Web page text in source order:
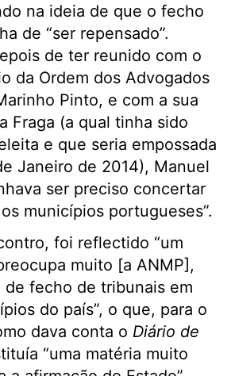
na ideia de que o fecho
de “ser repensado”.
de ter reunido com o
da Ordem dos Advogados
Pinto, e com a sua
Fraga (a qual tinha sido
e que seria empossada
Janeiro de 2014), Manuel
ser preciso concertar
municípios portugueses”.
foi reflectido “um
muito [a ANMP],
fecho de tribunais em
do país”, o que, para o
dava conta o Diário de
“uma matéria muito